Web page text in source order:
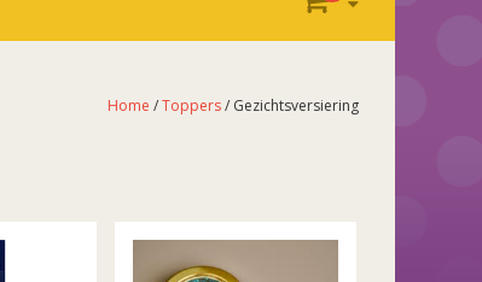
Home /Toppers/ Gezichtsversiering